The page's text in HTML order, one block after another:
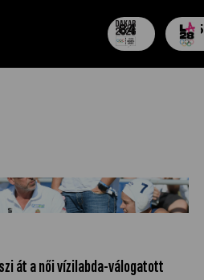
84
nap
705
nap
át a női vízilabda-válogatott
át a női vízilabda-válogatott